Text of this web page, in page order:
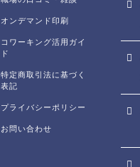
オンデマンド印刷
コワーキング活用ガイ
ド
特定商取引法に基づく
表記
プライバシーポリシー
お問い合わせ